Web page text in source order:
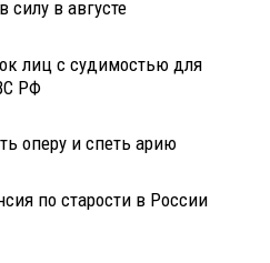
в августе
лиц с судимостью для
РФ
оперу и спеть арию
по старости в России